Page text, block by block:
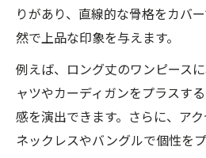
りがあり、直線的な骨格をカバ
然で上品な印象を与えます。
例えば、ロング丈のワンピース
ャツやカーディガンをプラスす
感を演出できます。さらに、ア
ネックレスやバングルで個性を